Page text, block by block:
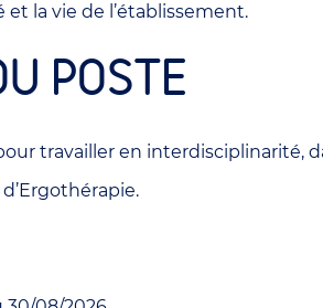
la vie de l’établissement.
POSTE
travailler en interdisciplinarité,